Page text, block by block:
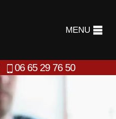
MENU
06 65 29 76 50